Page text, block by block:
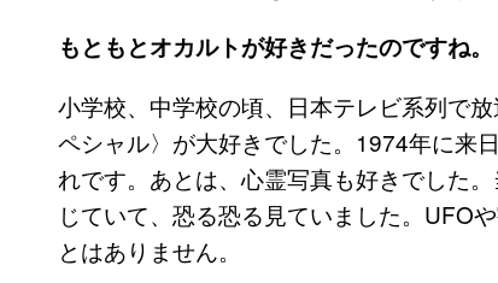
もともとオカルトが好きだったのですね。
小学校、中学校の頃、日本テレビ系列で
ペシャル〉が大好きでした。1974年に来
れです。あとは、心霊写真も好きでした
じていて、恐る恐る見ていました。UFO
とはありません。